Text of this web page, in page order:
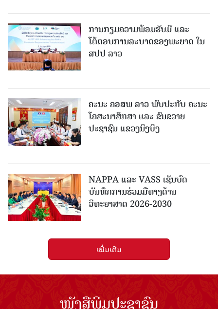
ການກຽມຄວາມພ້ອມຮັບມື ແລະ
ໂຕ້ຕອບການລະບາດຂອງພະຍາດ ໃນ
ສປປ ລາວ
ຄະນະ ຄອສພ ລາວ ພົບປະກັບ ຄະນະ
ໂຄສະນາສຶກສາ ແລະ ຂົນຂວາຍ
ປະຊາຊົນ ແຂວງນິງບິງ
NAPPA ແລະ VASS ເຊັນບົດ
ບັນທຶກການຮ່ວມມືທາງດ້ານ
ວິທະຍາສາດ 2026-2030
ເພີ່ມເຕີມ
ໜັງສືພິມປະຊາຊົນ